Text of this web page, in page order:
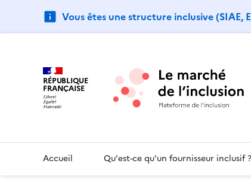
Vous êtes une structure inclusive (SIAE,
RÉPUBLIQUE
FRANÇAISE
Accueil Qu'est-ce qu'un fournisseur inclusif ?